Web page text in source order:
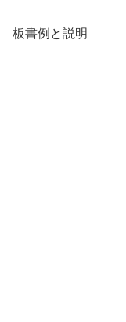
板書例と説明